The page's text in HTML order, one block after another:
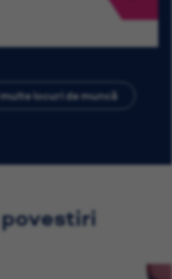
locuri de muncă